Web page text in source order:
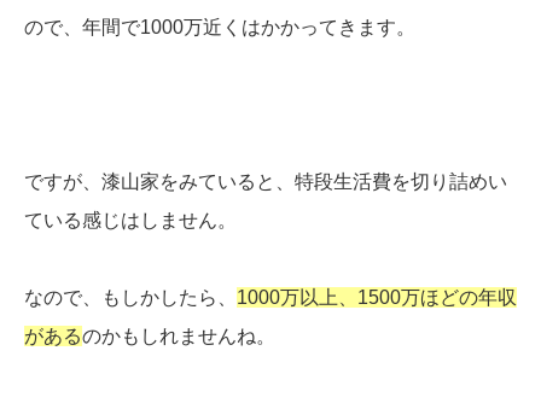
ので、年間で1000万近くはかかってきます。
ですが、漆山家をみていると、特段生活費を切り詰めい
ている感じはしません。
なので、もしかしたら、 1000万以上、1500万ほどの年収
があるのかもしれませんね。